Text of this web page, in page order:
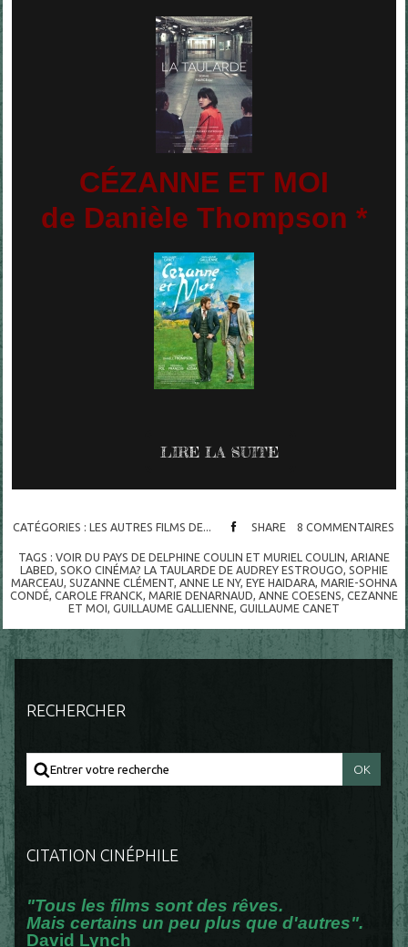
CÉZANNE ET MOI
de Danièle Thompson *
LIRE LA SUITE
CATÉGORIES : LES AUTRES FILMS DE... SHARE 8 COMMENTAIRES
TAGS : VOIR DU PAYS DE DELPHINE COULIN ET MURIEL COULIN ARIANE
LABED SOKO CINÉMA? LA TAULARDE DE AUDREY ESTROUGO SOPHIE
MARCEAU SUZANNE CLÉMENT, ANNE LE NY, EYE HAIDARA, MARIE-SOHNA
CONDÉ CAROLE FRANCK MARIE DENARNAUD ANNE COESENS CEZANNE
ET MOI GUILLAUME GALLIENNE GUILLAUME CANET
RECHERCHER
CITATION CINÉPHILE
"Tous les films sont des rêves.
Mais certains un peu plus que d'autres".
David Lynch